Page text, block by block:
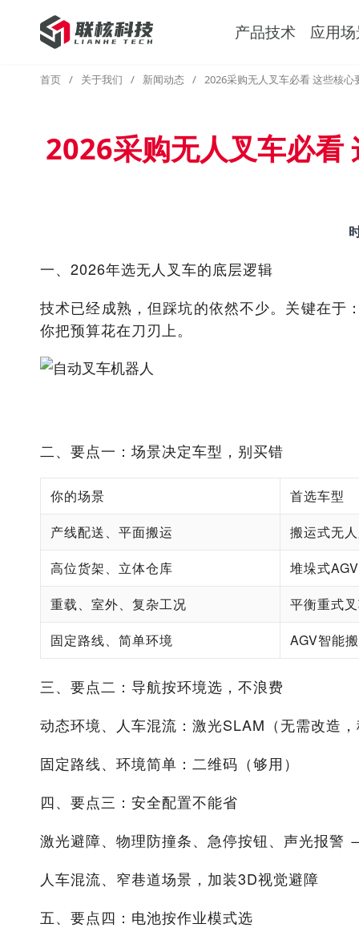
产品技术 应用
首页 / 关于我们 / 新闻动态 / 2026采购无人叉车必看 这些核
2026采购无人叉车必看
一、2026年选无人叉车的底层逻辑
技术已经成熟，但踩坑的依然不少。关键在于
你把预算花在刀刃上。
二、要点一：场景决定车型，别买错
你的场景
首选车型
产线配送、平面搬运
搬运式无
高位货架、立体仓库
堆垛式
重载、室外、复杂工况
平衡重式
固定路线、简单环境
AGV智能
三、要点二：导航按环境选，不浪费
动态环境、人车混流：激光SLAM（无需改造
固定路线、环境简单：二维码（够用）
四、要点三：安全配置不能省
激光避障、物理防撞条、急停按钮、声光报警
人车混流、窄巷道场景，加装3D视觉避障
五、要点四：电池按作业模式选